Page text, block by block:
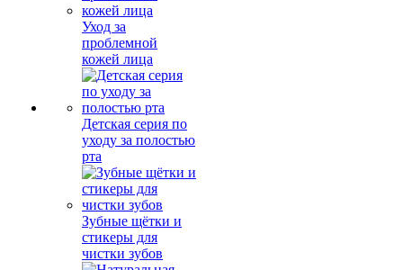
Уход за
проблемной
кожей лица
Детская серия по
уходу за полостью
рта
Зубные щётки и
стикеры для
чистки зубов